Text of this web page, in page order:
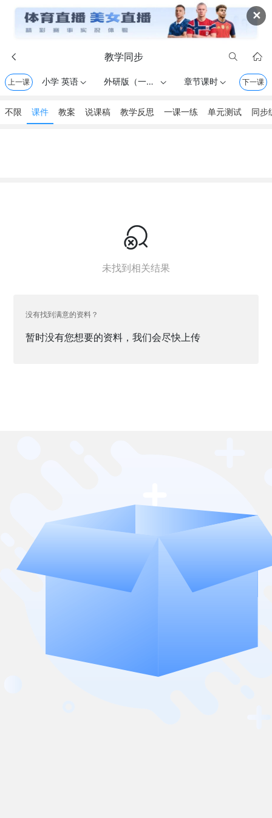
✕
 教学同步  
上一课 小学 英语 外研版（一起） . 一年级上册  章节课时 下一课
不限 课件 教案 说课稿 教学反思 一课一练 单元测试 同步

未找到相关结果
没有找到满意的资料？
暂时没有您想要的资料，我们会尽快上传